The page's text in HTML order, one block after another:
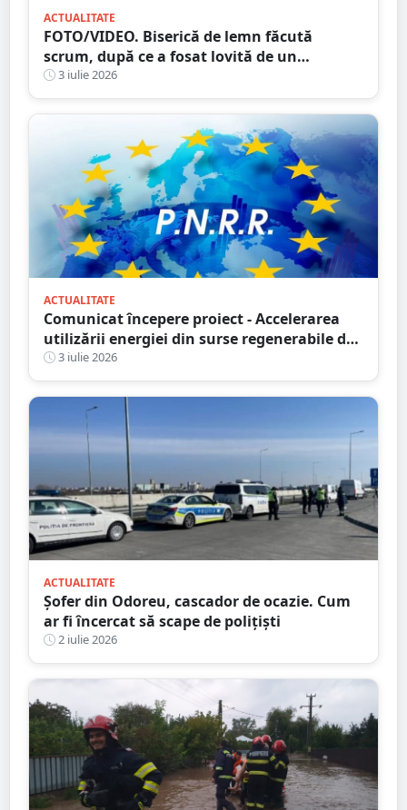
ACTUALITATE
FOTO/VIDEO. Biserică de lemn făcută
scrum, după ce a fosat lovită de un
TRĂSNET
3 iulie 2026
ACTUALITATE
Comunicat începere proiect - Accelerarea
utilizării energiei din surse regenerabile de
către proprietăți aparținând persoanelor
fizice din județul Satu Mare - M SYS SRL
3 iulie 2026
ACTUALITATE
Șofer din Odoreu, cascador de ocazie. Cum
ar fi încercat să scape de polițiști
2 iulie 2026